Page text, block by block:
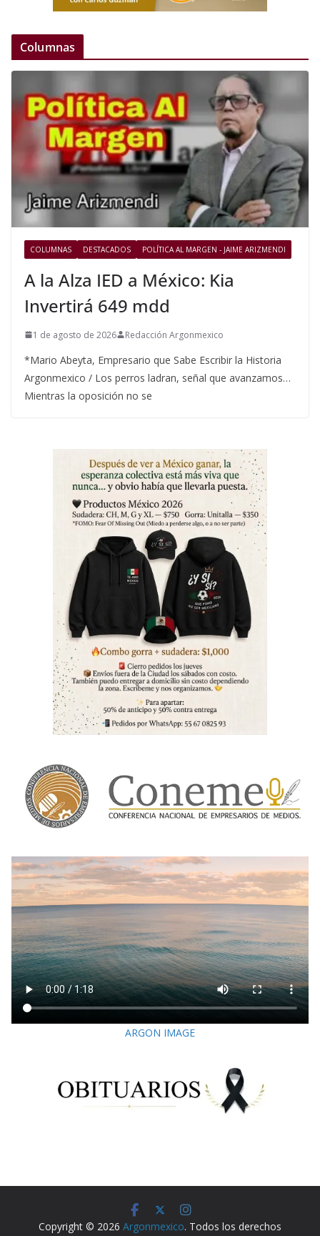
Columnas
COLUMNAS DESTACADOS POLÍTICA AL MARGEN - JAIME ARIZMENDI
A la Alza IED a México: Kia
Invertirá 649 mdd
1 de agosto de 2026 Redacción Argonmexico
*Mario Abeyta, Empresario que Sabe Escribir la Historia
Argonmexico / Los perros ladran, señal que avanzamos…
Mientras la oposición no se
ARGON IMAGE
Copyright © 2026 Argonmexico. Todos los derechos